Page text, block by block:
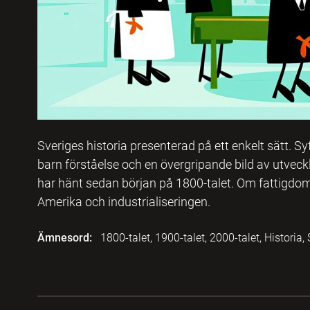
Sveriges historia presenterad på ett enkelt sätt.
barn förståelse och en övergripande bild av
har hänt sedan början på 1800-talet. Om
Amerika och industrialiseringen.
Ämnesord: 1800-talet, 1900-talet, 2000-talet, Historia,